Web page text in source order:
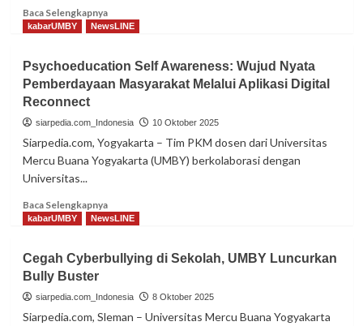
Intelektual
Baca SelengkapnyaRead
more
Besar
UMBY,
Dwiyati
PATPI
Award
kabarUMBY NewsLINE
Psychoeducation Self Awareness: Wujud Nyata
Pemberdayaan Masyarakat Melalui Aplikasi Digital
Reconnect
siarpedia.com_Indonesia 10 Oktober 2025
Siarpedia.com, Yogyakarta – Tim PKM dosen dari Universitas
Mercu Buana Yogyakarta (UMBY) berkolaborasi dengan
Universitas...
Baca SelengkapnyaRead
more
Self
Wujud
kabarUMBY NewsLINE
Cegah Cyberbullying di Sekolah, UMBY Luncurkan
Bully Buster
siarpedia.com_Indonesia 8 Oktober 2025
Siarpedia.com, Sleman – Universitas Mercu Buana Yogyakarta